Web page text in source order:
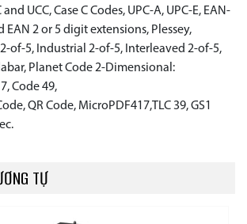
UCC, Case C Codes, UPC-A, UPC-E, EAN-
EAN 2 or 5 digit extensions, Plessey,
of-5, Industrial 2-of-5, Interleaved 2-of-5,
Planet Code 2-Dimensional:
Code 49,
QR Code, MicroPDF417,TLC 39, GS1
TỰ